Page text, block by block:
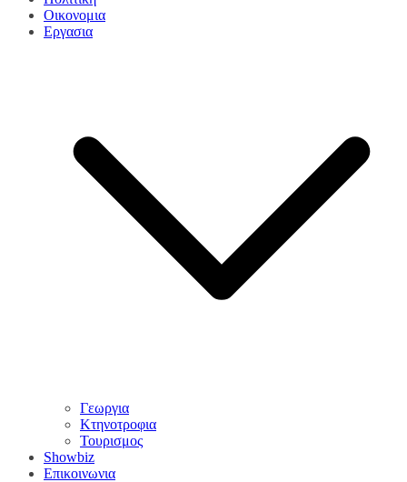
Οικονομια
Εργασια
Γεωργια
Κτηνοτροφια
Τουρισμος
Showbiz
Επικοινωνια